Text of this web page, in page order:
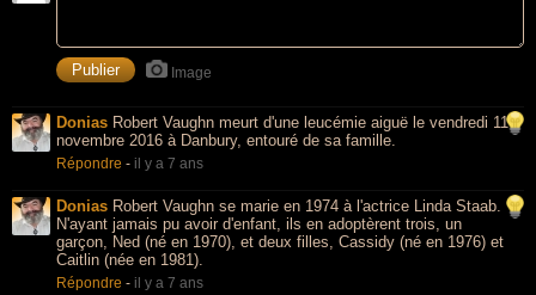
Image
Donias Robert Vaughn meurt d'une leucémie aiguë le vendredi 11
novembre 2016 à Danbury, entouré de sa famille.
Répondre - il y a 7 ans
Donias Robert Vaughn se marie en 1974 à l'actrice Linda Staab.
N'ayant jamais pu avoir d'enfant, ils en adoptèrent trois, un
garçon, Ned (né en 1970), et deux filles, Cassidy (né en 1976) et
Caitlin (née en 1981).
Répondre - il y a 7 ans